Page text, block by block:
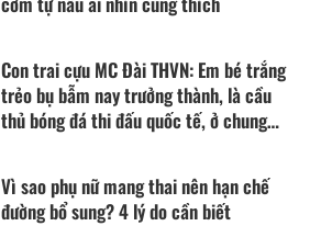
Con trai cựu MC Đài THVN: Em bé trắng
trẻo bụ bẫm nay trưởng thành, là cầu
thủ bóng đá thi đấu quốc tế, ở chung
Vì sao phụ nữ mang thai nên hạn chế
đường bổ sung? 4 lý do cần biết